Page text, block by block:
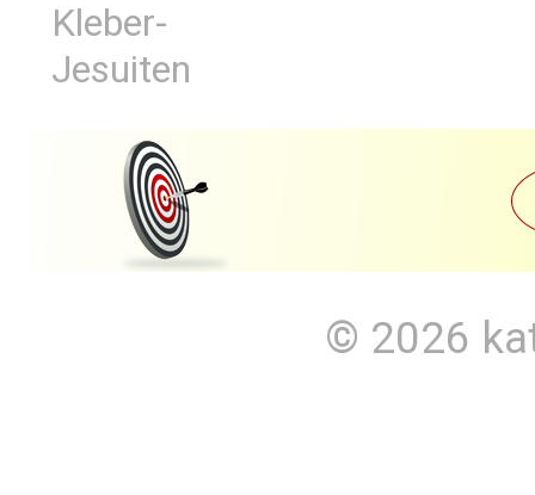
Kleber-
Jesuiten
© 2026